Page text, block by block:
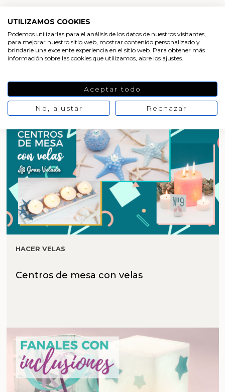
BLOG DE GRAN VELADA
Cómo hacer un ambientador de armario
HACER VELAS
Centros de mesa con velas
UTILIZAMOS COOKIES
Podemos utilizarlas para el análisis de los datos de nuestros visitantes,
para mejorar nuestro sitio web, mostrar contenido personalizado y
brindarle una excelente experiencia en el sitio web. Para obtener más
información sobre las cookies que utilizamos, abre los ajustes.
Aceptar todo
No, ajustar Rechazar